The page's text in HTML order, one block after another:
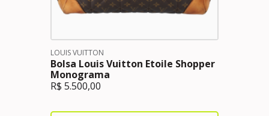
LOUIS VUITTON
Bolsa Louis Vuitton Etoile Shopper
Monograma
R$ 5.500,00